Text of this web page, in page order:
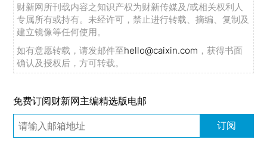
财新网所刊载内容之知识产权为财新传媒及/或相关权利人
专属所有或持有。未经许可，禁止进行转载、摘编、复制及
建立镜像等任何使用。
如有意愿转载，请发邮件至hello@caixin.com ，获得书面
确认及授权后，方可转载。
免费订阅财新网主编精选版电邮
订阅